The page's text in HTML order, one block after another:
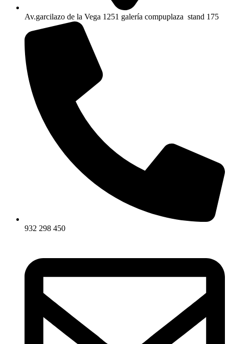
Av.garcilazo de la Vega 1251 galería compuplaza stand 175
932 298 450